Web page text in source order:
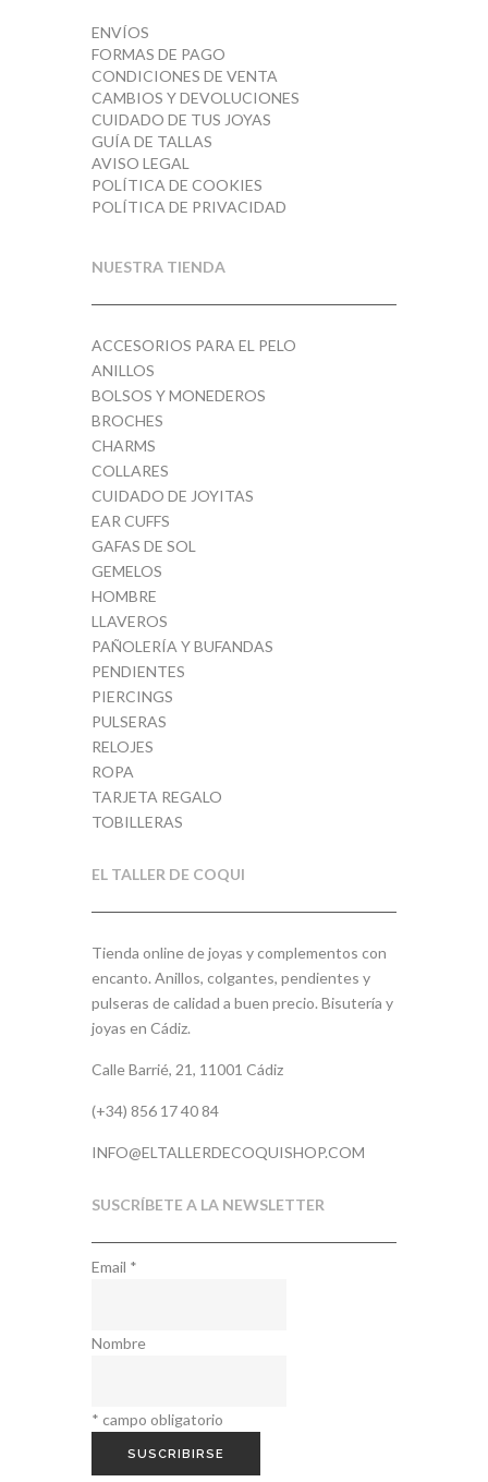
ENVÍOS
FORMAS DE PAGO
CONDICIONES DE VENTA
CAMBIOS Y DEVOLUCIONES
CUIDADO DE TUS JOYAS
GUÍA DE TALLAS
AVISO LEGAL
POLÍTICA DE COOKIES
POLÍTICA DE PRIVACIDAD
NUESTRA TIENDA
ACCESORIOS PARA EL PELO
ANILLOS
BOLSOS Y MONEDEROS
BROCHES
CHARMS
COLLARES
CUIDADO DE JOYITAS
EAR CUFFS
GAFAS DE SOL
GEMELOS
HOMBRE
LLAVEROS
PAÑOLERÍA Y BUFANDAS
PENDIENTES
PIERCINGS
PULSERAS
RELOJES
ROPA
TARJETA REGALO
TOBILLERAS
EL TALLER DE COQUI
Tienda online de joyas y complementos con
encanto. Anillos, colgantes, pendientes y
pulseras de calidad a buen precio. Bisutería y
joyas en Cádiz.
Calle Barrié, 21, 11001 Cádiz
(+34) 856 17 40 84
INFO@ELTALLERDECOQUISHOP.COM
SUSCRÍBETE A LA NEWSLETTER
Email *
Nombre
* campo obligatorio